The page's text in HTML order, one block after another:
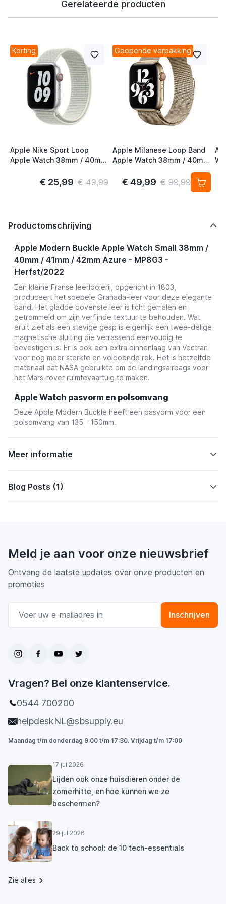
Gerelateerde producten
Korting
Apple Nike Sport Loop
Apple Watch 38mm / 40mm
€ 25,99 € 49,99
Geopende verpakking
Apple Milanese Loop Band
Apple Watch 38mm / 40mm
/ 41mm / 42mm Gold (2nd
Gen)€ 49,99 € 99,99
Productomschrijving
Apple Modern Buckle Apple Watch Small 38mm /
40mm / 41mm / 42mm Azure - MP8G3 -
Herfst/2022
Een kleine Franse leerlooierij, opgericht in 1803,
produceert het soepele Granada-leer voor deze elegante
band. Het gladde bovenste leer is licht gemalen en
getrommeld om zijn verfijnde textuur te behouden. Wat
eruit ziet als een stevige gesp is eigenlijk een twee-delige
magnetische sluiting die verrassend eenvoudig te
bevestigen is. Er is ook een extra binnenlaag van Vectran
voor nog meer sterkte en voldoende rek. Het is hetzelfde
materiaal dat NASA gebruikte om de landingsairbags voor
het Mars-rover ruimtevaartuig te maken.
Apple Watch pasvorm en polsomvang
Deze Apple Modern Buckle heeft een pasvorm voor een
polsomvang van 135 - 150mm.
Meer informatie
Blog Posts (1)
Meld je aan voor onze nieuwsbrief
Ontvang de laatste updates over onze producten en
promoties
Inschrijven
Vragen? Bel onze klantenservice.
0544 700200
helpdeskNL@sbsupply.eu
Maandag t/m donderdag 9:00 t/m 17:30. Vrijdag t/m 17:00
17 jul 2026
Lijden ook onze huisdieren onder de
zomerhitte, en hoe kunnen we ze
beschermen?
29 jul 2026
Back to school: de 10 tech-essentials
Zie alles